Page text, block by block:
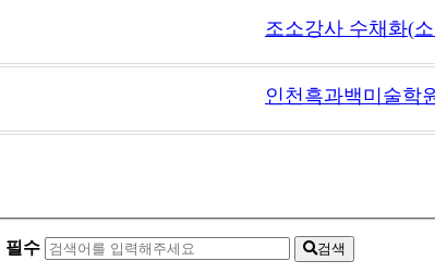
필수 검색